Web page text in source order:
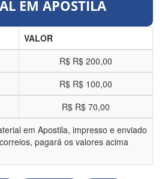
EM APOSTILA
VALOR
R$ R$ 200,00
R$ R$ 100,00
R$ R$ 70,00
em Apostila, impresso e enviado
pagará os valores acima